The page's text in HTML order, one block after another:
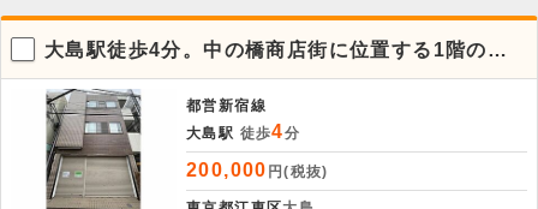
大島駅徒歩4分。中の橋商店街に位置する1階の好
条件店舗事務所
都営新宿線
大島駅 徒歩4分
200,000 円(税抜)